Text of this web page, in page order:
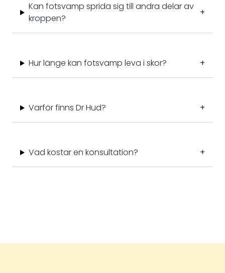
Kan fotsvamp sprida sig till andra delar av
kroppen?
+
Hur länge kan fotsvamp leva i skor? +
Varför finns Dr Hud? +
Vad kostar en konsultation? +